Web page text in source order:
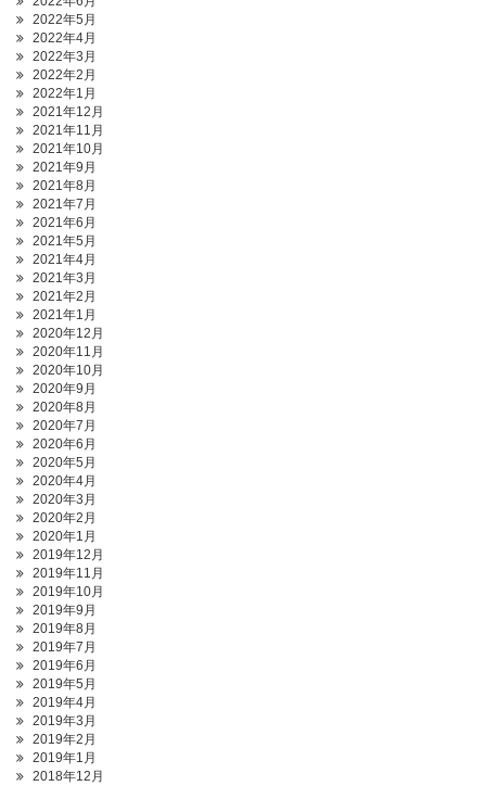
2022年5月
2022年4月
2022年3月
2022年2月
2022年1月
2021年12月
2021年11月
2021年10月
2021年9月
2021年8月
2021年7月
2021年6月
2021年5月
2021年4月
2021年3月
2021年2月
2021年1月
2020年12月
2020年11月
2020年10月
2020年9月
2020年8月
2020年7月
2020年6月
2020年5月
2020年4月
2020年3月
2020年2月
2020年1月
2019年12月
2019年11月
2019年10月
2019年9月
2019年8月
2019年7月
2019年6月
2019年5月
2019年4月
2019年3月
2019年2月
2019年1月
2018年12月